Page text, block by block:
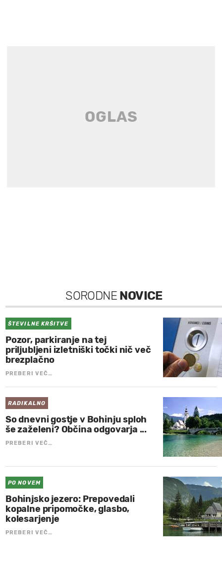
SORODNE NOVICE
ŠTEVILNE KRŠITVE
Pozor, parkiranje na tej
priljubljeni izletniški točki nič več
brezplačno
PREBERI VEČ…
RADIKALNO
So dnevni gostje v Bohinju sploh
še zaželeni? Občina odgovarja ...
PREBERI VEČ…
PO NOVEM
Bohinjsko jezero: Prepovedali
kopalne pripomočke, glasbo,
kolesarjenje
PREBERI VEČ…